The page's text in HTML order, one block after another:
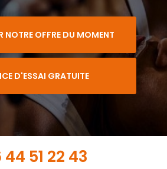
NOTRE OFFRE DU MOMENT
D'ESSAI GRATUITE
44 51 22 43